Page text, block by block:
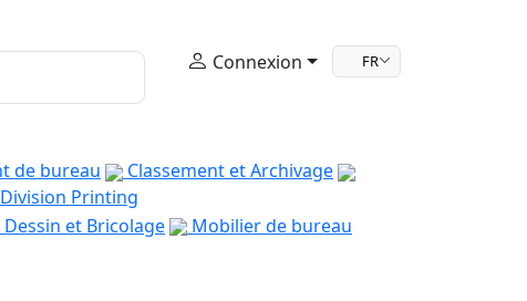
Connexion FR
de bureau
Classement et Archivage
Division Printing
Dessin et Bricolage
Mobilier de bureau